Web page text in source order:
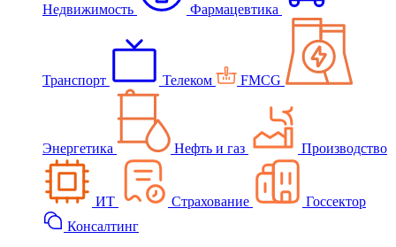
Недвижимость Фармацевтика
Транспорт Телеком FMCG
Энергетика Нефть и газ Производство
ИТ Страхование
Госсектор
Консалтинг